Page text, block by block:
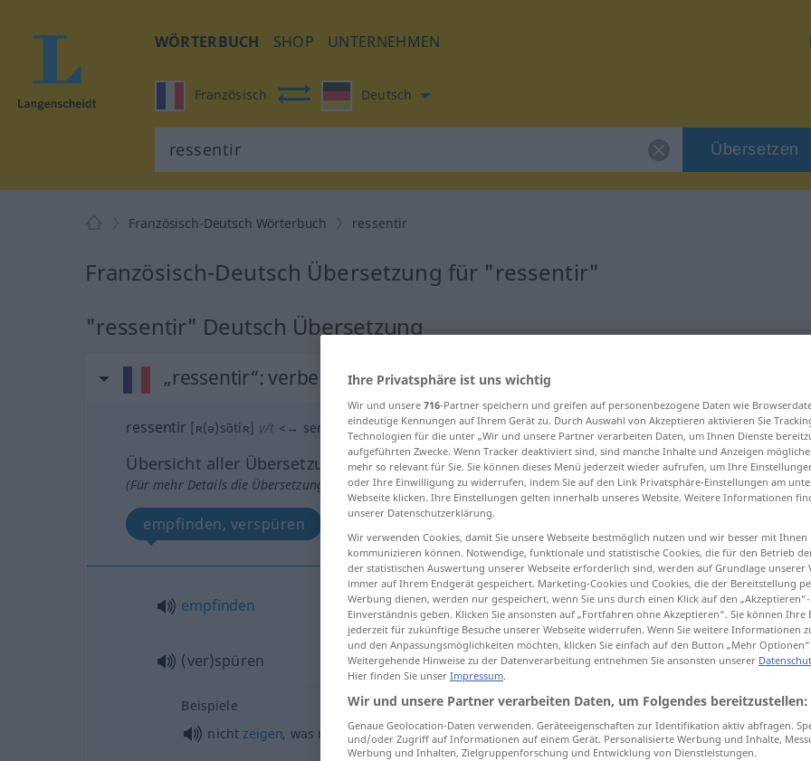
WÖRTERBUCH SHOP UNTERNEHMEN
Französisch Deutsch
Übersetzen
Französisch-Deutsch Wörterbuch ressentir
Französisch-Deutsch Übersetzung für "ressentir"
"ressentir" Deutsch Übersetzung
„ressentir“: verbe transitif
ressentir [ʀ(ə)sɑ̃tiʀ] v/t < → sentir
Übersicht aller Übersetzungen
(Für mehr Details die Übersetzung anklicken/antippen)
empfinden, verspüren
empfinden ressentir
(ver)spüren ressentir
Beispiele
nicht zeigen, was man fühlt, empfindet nepasmontrerce qu’on ressent
Ihre Privatsphäre ist uns wichtig
Wir und unsere 716-Partner speichern und greifen auf personenbezogene Daten wie
eindeutige Kennungen auf Ihrem Gerät zu. Durch Auswahl von Akzeptieren aktivieren Sie
Technologien für die unter „Wir und unsere Partner verarbeiten Daten, um Ihnen Dienste
aufgeführten Zwecke. Wenn Tracker deaktiviert sind, sind manche Inhalte und Anzeigen
mehr so relevant für Sie. Sie können dieses Menü jederzeit wieder aufrufen, um Ihre
oder Ihre Einwilligung zu widerrufen, indem Sie auf den Link Privatsphäre-Einstellungen am
Webseite klicken. Ihre Einstellungen gelten innerhalb unseres Website. Weitere Informationen
unserer Datenschutzerklärung.
Wir verwenden Cookies, damit Sie unsere Webseite bestmöglich nutzen und wir besser mit Ihnen
kommunizieren können. Notwendige, funktionale und statistische Cookies, die für den Betrieb
der statistischen Auswertung unserer Webseite erforderlich sind, werden auf Grundlage unserer
immer auf Ihrem Endgerät gespeichert. Marketing-Cookies und Cookies, die der Bereitstellung
Werbung dienen, werden nur gespeichert, wenn Sie uns durch einen Klick auf den
Einverständnis geben. Klicken Sie ansonsten auf „Fortfahren ohne Akzeptieren“. Sie können Ihre
jederzeit für zukünftige Besuche unserer Webseite widerrufen. Wenn Sie weitere Informationen
und den Anpassungsmöglichkeiten möchten, klicken Sie einfach auf den Button „Mehr Optionen“.
Weitergehende Hinweise zu der Datenverarbeitung entnehmen Sie ansonsten unserer
Hier finden Sie unser Impressum.
Wir und unsere Partner verarbeiten Daten, um Folgendes bereitzustellen:
Genaue Geolocation-Daten verwenden. Geräteeigenschaften zur Identifikation aktiv abfragen.
und/oder Zugriff auf Informationen auf einem Gerät. Personalisierte Werbung und Inhalte,
Werbung und Inhalten, Zielgruppenforschung und Entwicklung von Dienstleistungen.